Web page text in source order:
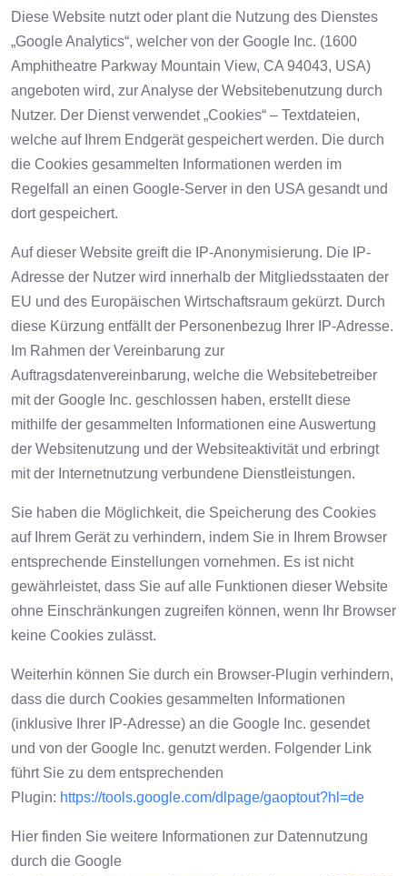
Diese Website nutzt oder plant die Nutzung des Dienstes
„Google Analytics“, welcher von der Google Inc. (1600
Amphitheatre Parkway Mountain View, CA 94043, USA)
angeboten wird, zur Analyse der Websitebenutzung durch
Nutzer. Der Dienst verwendet „Cookies“ – Textdateien,
welche auf Ihrem Endgerät gespeichert werden. Die durch
die Cookies gesammelten Informationen werden im
Regelfall an einen Google-Server in den USA gesandt und
dort gespeichert.
Auf dieser Website greift die IP-Anonymisierung. Die IP-
Adresse der Nutzer wird innerhalb der Mitgliedsstaaten der
EU und des Europäischen Wirtschaftsraum gekürzt. Durch
diese Kürzung entfällt der Personenbezug Ihrer IP-Adresse.
Im Rahmen der Vereinbarung zur
Auftragsdatenvereinbarung, welche die Websitebetreiber
mit der Google Inc. geschlossen haben, erstellt diese
mithilfe der gesammelten Informationen eine Auswertung
der Websitenutzung und der Websiteaktivität und erbringt
mit der Internetnutzung verbundene Dienstleistungen.
Sie haben die Möglichkeit, die Speicherung des Cookies
auf Ihrem Gerät zu verhindern, indem Sie in Ihrem Browser
entsprechende Einstellungen vornehmen. Es ist nicht
gewährleistet, dass Sie auf alle Funktionen dieser Website
ohne Einschränkungen zugreifen können, wenn Ihr Browser
keine Cookies zulässt.
Weiterhin können Sie durch ein Browser-Plugin verhindern,
dass die durch Cookies gesammelten Informationen
(inklusive Ihrer IP-Adresse) an die Google Inc. gesendet
und von der Google Inc. genutzt werden. Folgender Link
führt Sie zu dem entsprechenden
Plugin: https://tools.google.com/dlpage/gaoptout?hl=de
Hier finden Sie weitere Informationen zur Datennutzung
durch die Google